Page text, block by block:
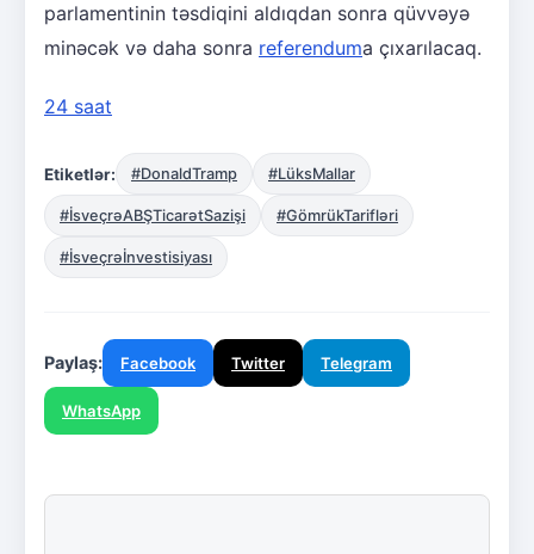
parlamentinin təsdiqini aldıqdan sonra qüvvəyə
minəcək və daha sonra referenduma çıxarılacaq.
24 saat
Etiketlər: #DonaldTramp #LüksMallar
#İsveçrəABŞTicarətSazişi #GömrükTarifləri
#İsveçrəİnvestisiyası
Paylaş: Facebook Twitter Telegram
WhatsApp